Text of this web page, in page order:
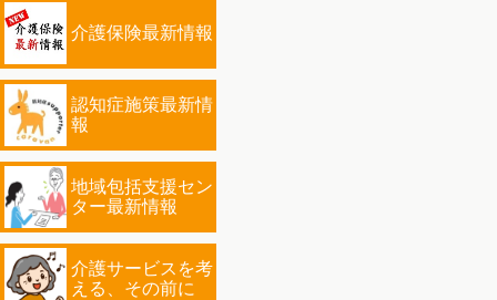
介護保険最新情報
認知症施策最新情
報
地域包括支援セン
ター最新情報
介護サービスを考
える、その前に